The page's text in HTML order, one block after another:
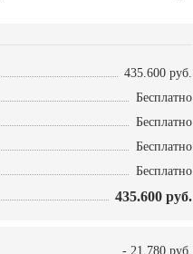
435.600 руб.
Бесплатно
Бесплатно
Бесплатно
Бесплатно
435.600 руб.
- 21.780 руб.